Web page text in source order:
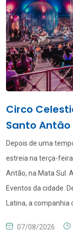
Circo
Santo Antão
Depois de uma
estreia na terça-
Antão, na Mata Sul.
Eventos da cidade.
Latina, a
07/08/2026